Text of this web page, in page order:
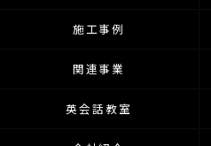
施工事例
関連事業
英会話教室